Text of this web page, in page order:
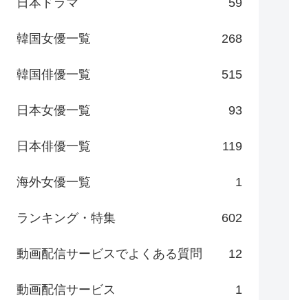
日本ドラマ 59
韓国女優一覧 268
韓国俳優一覧 515
日本女優一覧 93
日本俳優一覧 119
海外女優一覧 1
ランキング・特集 602
動画配信サービスでよくある質問 12
動画配信サービス 1